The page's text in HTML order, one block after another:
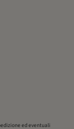
ed eventuali